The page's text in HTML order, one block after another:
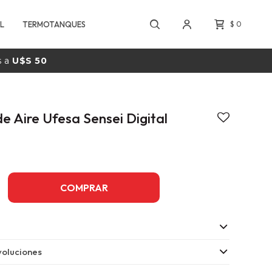
TERMOTANQUES $ 0
a U$S 50
Aire Ufesa Sensei Digital
COMPRAR